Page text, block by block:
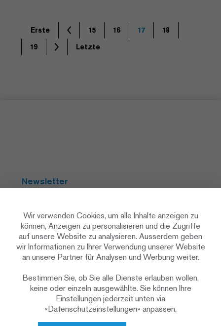
Erste 15 16 17
18
19
Letzte
Newsletter
Social Media
Wir verwenden Cookies, um alle Inhalte anzeigen zu
können, Anzeigen zu personalisieren und die Zugriffe
auf unsere Website zu analysieren. Ausserdem geben
wir Informationen zu Ihrer Verwendung unserer Website
an unsere Partner für Analysen und Werbung weiter.
Bestimmen Sie, ob Sie alle Dienste erlauben wollen,
keine oder einzeln ausgewählte. Sie können Ihre
Einstellungen jederzeit unten via
«Datenschutzeinstellungen» anpassen.